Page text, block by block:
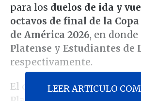
para los duelos de ida y
octavos de final de la
de América 2026, en
Platense y Estudiantes de
respectivamente.
El cuadro pirata partirá
LEER ARTICULO